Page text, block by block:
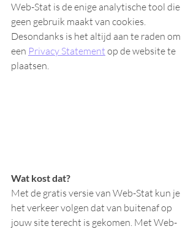
Web-Stat is de enige analytische tool die
geen gebruik maakt van cookies.
Desondanks is het altijd aan te raden om
een Privacy Statement op de website te
plaatsen.
Wat kost dat?
Met de gratis versie van Web-Stat kun je
het verkeer volgen dat van buitenaf op
jouw site terecht is gekomen. Met Web-